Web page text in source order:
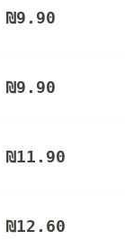
₪9.90
₪9.90
₪11.90
₪12.60